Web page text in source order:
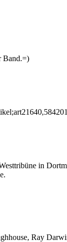
Band.=)
in
Ray